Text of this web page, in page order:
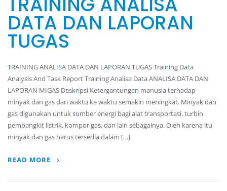
DATA DAN LAPORAN
TUGAS
TRAINING ANALISA DATA DAN LAPORAN TUGAS Training Data
Analysis And Task Report Training Analisa Data ANALISA DATA DAN
LAPORAN MIGAS Deskripsi Ketergantungan manusia terhadap
minyak dan gas dari waktu ke waktu semakin meningkat. Minyak dan
gas digunakan untuk sumber energi bagi alat transportasi, turbin
pembangkit listrik, kompor gas, dan lain sebagainya. Oleh karena itu
minyak dan gas harus tersedia dalam […]
READ MORE